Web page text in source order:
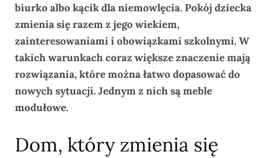
biurko albo kącik dla niemowlęcia. Pokój dziecka
zmienia się razem z jego wiekiem,
zainteresowaniami i obowiązkami szkolnymi. W
takich warunkach coraz większe znaczenie mają
rozwiązania, które można łatwo dopasować do
nowych sytuacji. Jednym z nich są meble
modułowe.
Dom, który zmienia się